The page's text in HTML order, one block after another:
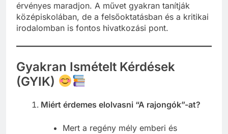
érvényes maradjon. A művet gyakran tanítják
középiskolában, de a felsőoktatásban és a kritikai
irodalomban is fontos hivatkozási pont.
Gyakran Ismételt Kérdések
(GYIK)
Miért érdemes elolvasni “A rajongók”-at?
Mert a regény mély emberi és